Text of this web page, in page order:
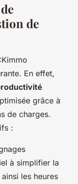
de
En effet,
grâce à
de charges.
:
à simplifier la
les heures